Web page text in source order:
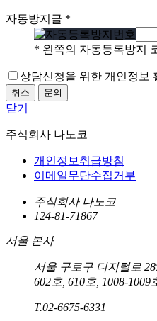
자동방지글 *
* 왼쪽의 자동등록방지
상담신청을 위한 개인정보
취소 문의
닫기
주식회사 나노코
개인정보취급방침
이메일무단수집거부
주식회사 나노코
124-81-71867
서울 본사
서울 구로구 디지털로
602호, 610호, 1008-1009
T.02-6675-6331